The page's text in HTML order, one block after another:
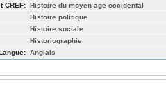
CREF: Histoire du moyen-age occidental
Histoire politique
Histoire sociale
Historiographie
Anglais